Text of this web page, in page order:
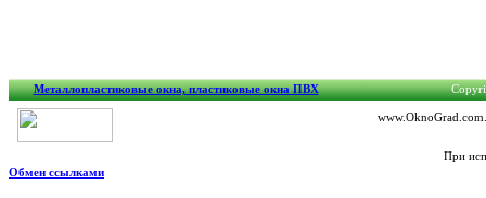
Металлопластиковые окна, пластиковые окна ПВХ
При
Обмен ссылками